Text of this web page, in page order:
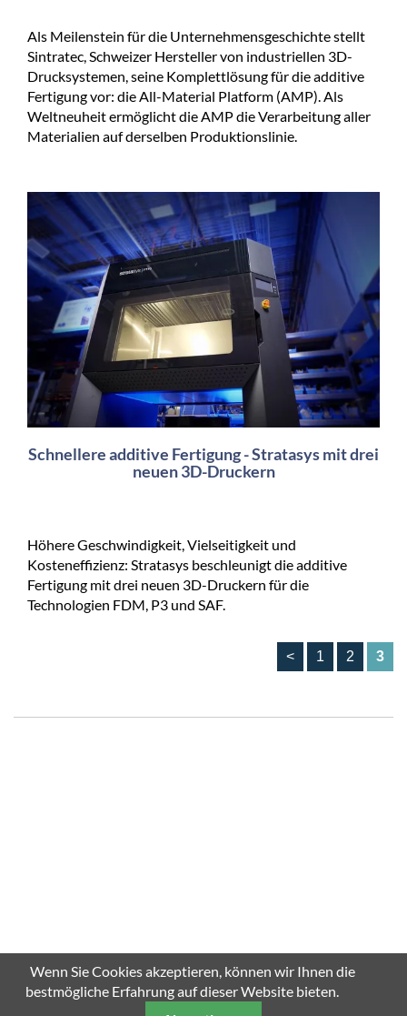
Als Meilenstein für die Unternehmensgeschichte stellt
Sintratec, Schweizer Hersteller von industriellen 3D-
Drucksystemen, seine Komplettlösung für die additive
Fertigung vor: die All-Material Platform (AMP). Als
Weltneuheit ermöglicht die AMP die Verarbeitung aller
Materialien auf derselben Produktionslinie.
Schnellere additive Fertigung - Stratasys mit drei
neuen 3D-Druckern
Höhere Geschwindigkeit, Vielseitigkeit und
Kosteneffizienz: Stratasys beschleunigt die additive
Fertigung mit drei neuen 3D-Druckern für die
Technologien FDM, P3 und SAF.
< 1 2 3
Wenn Sie Cookies akzeptieren, können wir Ihnen die
bestmögliche Erfahrung auf dieser Website bieten.